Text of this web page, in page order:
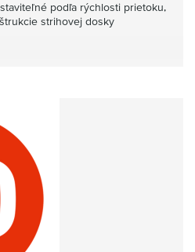
podľa rýchlosti prietoku,
strihovej dosky